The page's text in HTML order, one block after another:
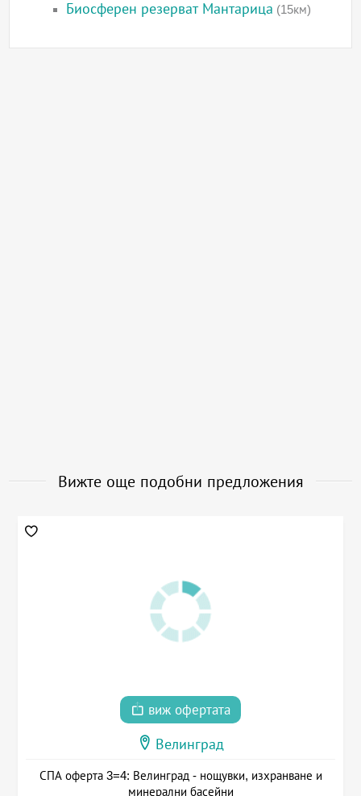
Биосферен резерват Мантарица (15км)
Вижте още подобни предложения
виж офертата
Велинград
СПА оферта 3=4: Велинград - нощувки, изхранване и
минерални басейни